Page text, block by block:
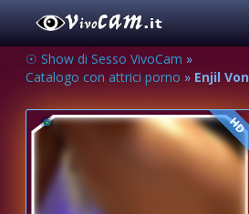
☉ Show di Sesso VivoCam »
Catalogo con attrici porno » Enjil
HD